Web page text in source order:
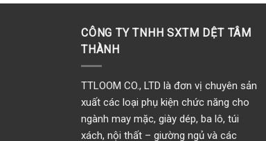
CÔNG TY TNHH SXTM DỆT TÂM
THÀNH
TTLOOM CO., LTD là đơn vị chuyên sản
xuất các loại phụ kiện chức năng cho
ngành may mặc, giày dép, ba lô, túi
xách, nội thất – giường ngủ và các